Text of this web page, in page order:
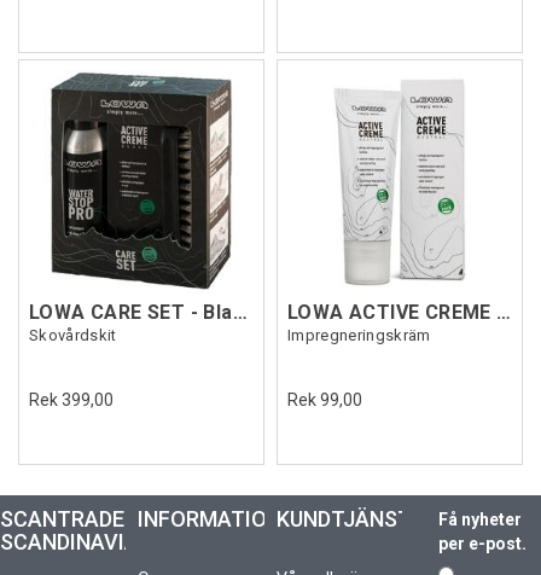
LOWA CARE SET - Black Edition
Skovårdskit
Rek 399,00
LOWA ACTIVE CREME 75ML PFC FREE Transp.
Impregneringskräm
Rek 99,00
SCANTRADE
SCANDINAVIA
INFORMATIONKUNDTJÄNST
Få nyheter
per e-post.